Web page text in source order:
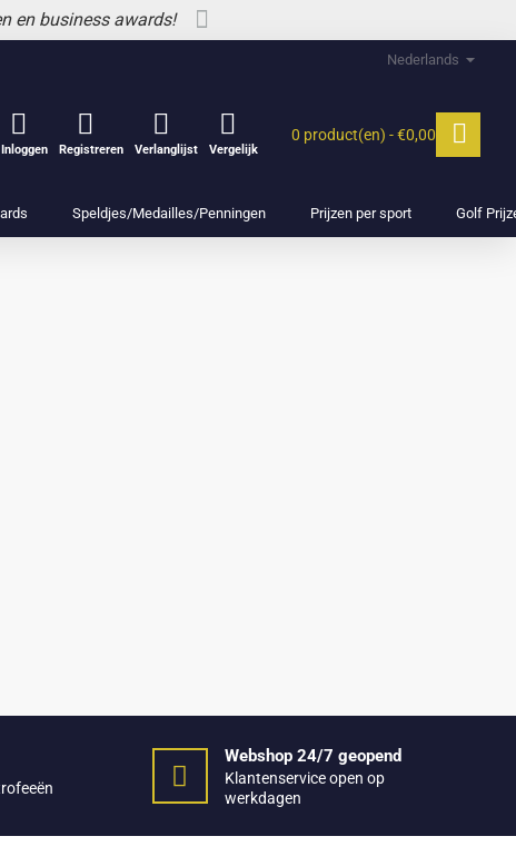
en business awards!
Nederlands
Inloggen Registreren Verlanglijst Vergelijk
0 product(en) - €0,00
Speldjes/Medailles/Penningen Prijzen per sport Golf
Webshop 24/7 geopend
Klantenservice open op
werkdagen